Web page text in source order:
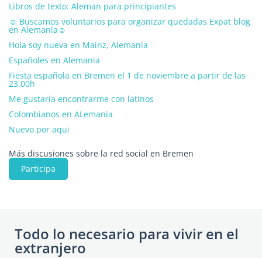
Libros de texto: Aleman para principiantes
☺ Buscamos voluntarios para organizar quedadas Expat blog
en Alemania☺
Hola soy nueva en Mainz, Alemania
Españoles en Alemania
Fiesta española en Bremen el 1 de noviembre a partir de las
23.00h
Me gustaría encontrarme con latinos
Colombianos en ALemania
Nuevo por aqui
Más discusiones sobre la red social en Bremen
Participa
Todo lo necesario para vivir en el
extranjero